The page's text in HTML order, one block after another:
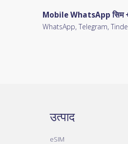
Mobile WhatsApp सिम
WhatsApp, Telegram,
उत्पाद
eSIM